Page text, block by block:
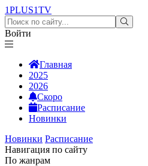
1PLUS1TV
Войти
Главная
2025
2026
Скоро
Расписание
Новинки
Новинки Расписание
Навигация по сайту
По жанрам